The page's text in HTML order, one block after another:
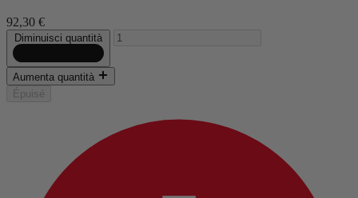
92,30 €
Diminuisci quantità
Aumenta quantità
Épuisé